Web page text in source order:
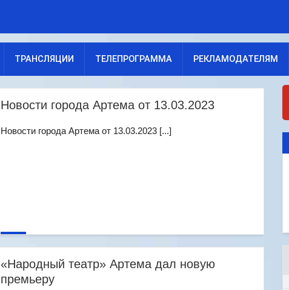
ТРАНСЛЯЦИИ ТЕЛЕПРОГРАММА РЕКЛАМОДАТЕЛЯМ
Новости города Артема от 13.03.2023
Новости города Артема от 13.03.2023 [...]
«Народный театр» Артема дал новую
премьеру